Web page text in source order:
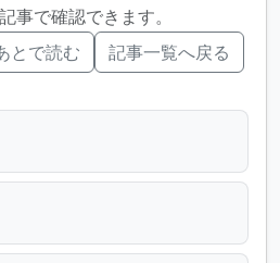
事で確認できます。
とで読む 記事一覧へ戻る